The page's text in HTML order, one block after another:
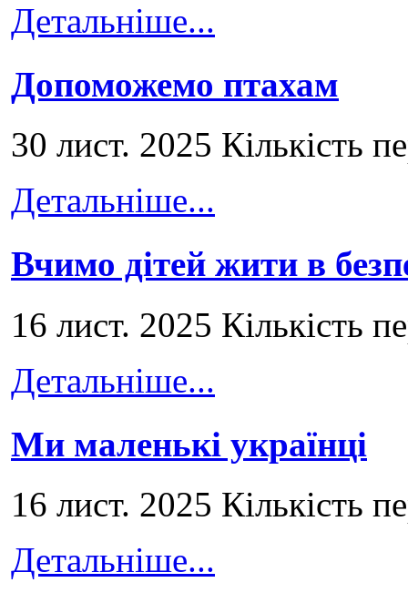
Детальніше...
Допоможемо птахам
30 лист. 2025 Кількість
Детальніше...
Вчимо дітей жити в
16 лист. 2025 Кількість
Детальніше...
Ми маленькі українці
16 лист. 2025 Кількість
Детальніше...